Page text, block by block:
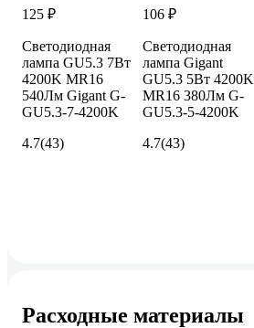
125 ₽
Светодиодная
лампа GU5.3 7Вт
4200K MR16
540Лм Gigant G-
GU5.3-7-4200K
4.7(43)
106 ₽
Светодиодная
лампа Gigant
GU5.3 5Вт 4200K
MR16 380Лм G-
GU5.3-5-4200K
4.7(43)
Расходные материалы